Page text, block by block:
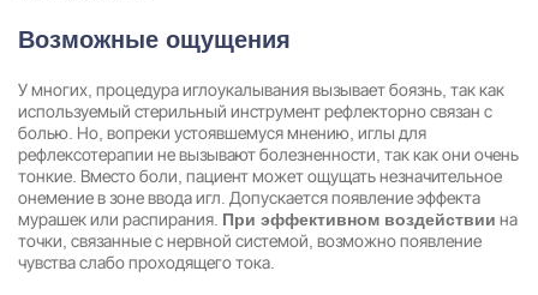
Возможные ощущения
У многих, процедура иглоукалывания вызывает боязнь, так как
используемый стерильный инструмент рефлекторно связан с
болью. Но, вопреки устоявшемуся мнению, иглы для
рефлексотерапии не вызывают болезненности, так как они очень
тонкие. Вместо боли, пациент может ощущать незначительное
онемение в зоне ввода игл. Допускается появление эффекта
мурашек или распирания. При эффективном воздействии на
точки, связанные с нервной системой, возможно появление
чувства слабо проходящего тока.